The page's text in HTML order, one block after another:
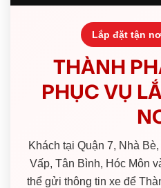
Lắp đặt tận
THÀNH
PHỤC VỤ
Khách tại Quận 7, Nhà
Vấp, Tân Bình, Hóc Môn
thể gửi thông tin xe để